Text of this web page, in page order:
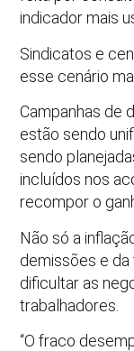
indicador mais
Sindicatos e
esse cenário
Campanhas de
estão sendo
sendo
incluídos nos
recompor o
Não só a
demissões e
dificultar as
trabalhadores.
“O fraco